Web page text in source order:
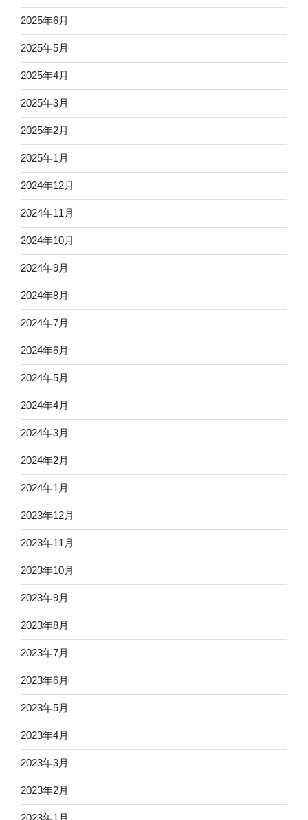
2025年6月
2025年5月
2025年4月
2025年3月
2025年2月
2025年1月
2024年12月
2024年11月
2024年10月
2024年9月
2024年8月
2024年7月
2024年6月
2024年5月
2024年4月
2024年3月
2024年2月
2024年1月
2023年12月
2023年11月
2023年10月
2023年9月
2023年8月
2023年7月
2023年6月
2023年5月
2023年4月
2023年3月
2023年2月